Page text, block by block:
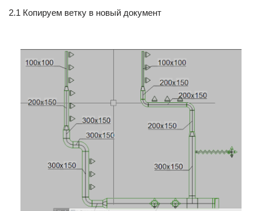
2.1 Копируем ветку в новый документ